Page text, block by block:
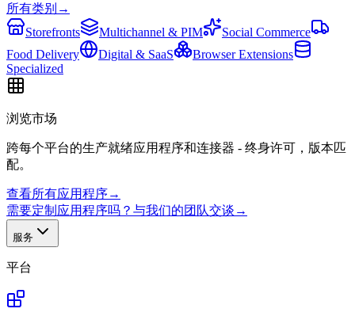
所有类别 →
Storefronts
Multichannel & PIM
Social Commerce
Food Delivery
Digital & SaaS
Browser Extensions
Specialized
浏览市场
跨每个平台的生产就绪应用程序和连接器 - 终身许可，版本匹
配。
查看所有应用程序→
需要定制应用程序吗？与我们的团队交谈 →
服务
平台